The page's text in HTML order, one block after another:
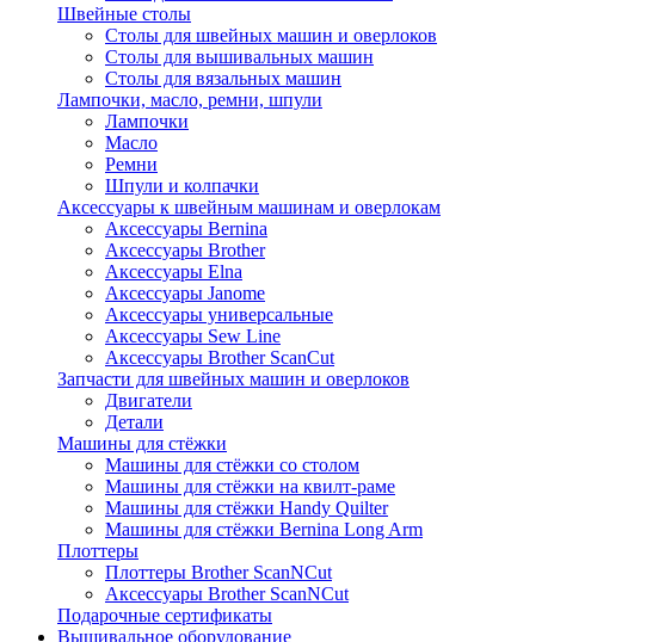
Швейные столы
Столы для швейных машин и оверлоков
Столы для вышивальных машин
Столы для вязальных машин
Лампочки, масло, ремни, шпули
Лампочки
Масло
Ремни
Шпули и колпачки
Аксессуары к швейным машинам и оверлокам
Аксессуары Bernina
Аксессуары Brother
Аксессуары Elna
Аксессуары Janome
Аксессуары универсальные
Аксессуары Sew Line
Аксессуары Brother ScanCut
Запчасти для швейных машин и оверлоков
Двигатели
Детали
Машины для стёжки
Машины для стёжки со столом
Машины для стёжки на квилт-раме
Машины для стёжки Handy Quilter
Машины для стёжки Bernina Long Arm
Плоттеры
Плоттеры Brother ScanNCut
Аксессуары Brother ScanNCut
Подарочные сертификаты
Вышивальное оборудование